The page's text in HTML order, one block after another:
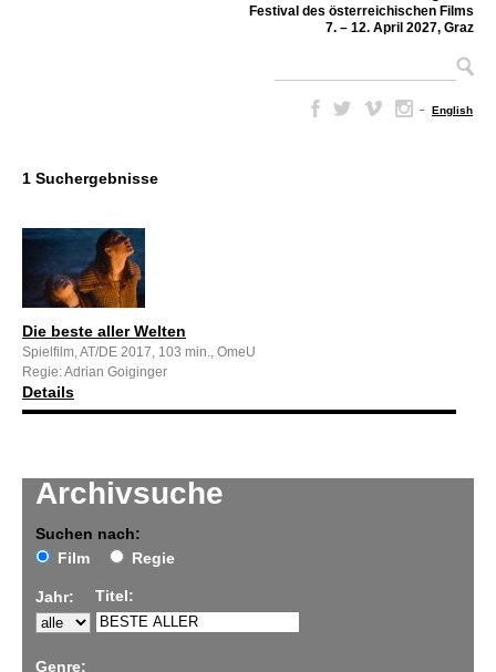
Festival des österreichischen Films
7. – 12. April 2027, Graz
– English
Archivsuche
Suchen nach:
Film
Regie
Jahr: Titel:
Genre:
1 Suchergebnisse
Die beste aller Welten
Spielfilm, AT/DE 2017, 103 min., OmeU
Regie: Adrian Goiginger
Details